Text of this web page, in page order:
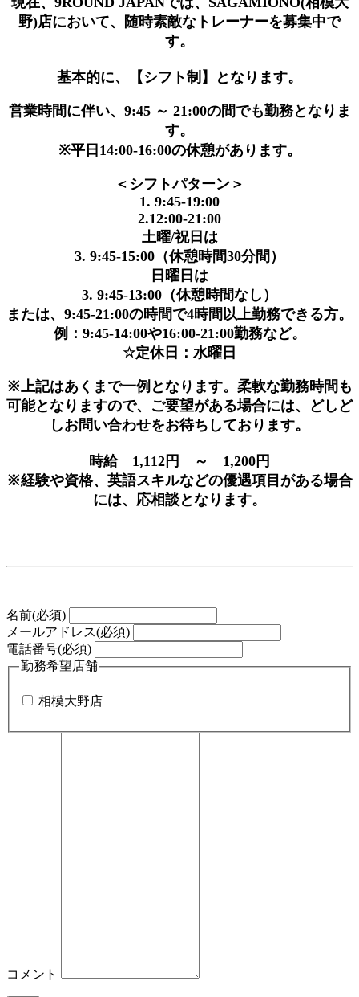
野)店において、随時素敵なトレーナーを募集中で
す。
基本的に、【シフト制】となります。
営業時間に伴い、9:45 ～ 21:00の間でも勤務となりま
す。
※平日14:00-16:00の休憩があります。
＜シフトパターン＞
1. 9:45-19:00
2.12:00-21:00
土曜/祝日は
3. 9:45-15:00（休憩時間30分間）
日曜日は
3. 9:45-13:00（休憩時間なし）
または、9:45-21:00の時間で4時間以上勤務できる方。
例：9:45-14:00や16:00-21:00勤務など。
☆定休日：水曜日
※上記はあくまで一例となります。柔軟な勤務時間も
可能となりますので、ご要望がある場合には、どしど
しお問い合わせをお待ちしております。
時給 1,112円 ～ 1,200円
※経験や資格、英語スキルなどの優遇項目がある場合
には、応相談となります。
名前(必須)
メールアドレス(必須)
電話番号(必須)
勤務希望店舗
相模大野店
コメント